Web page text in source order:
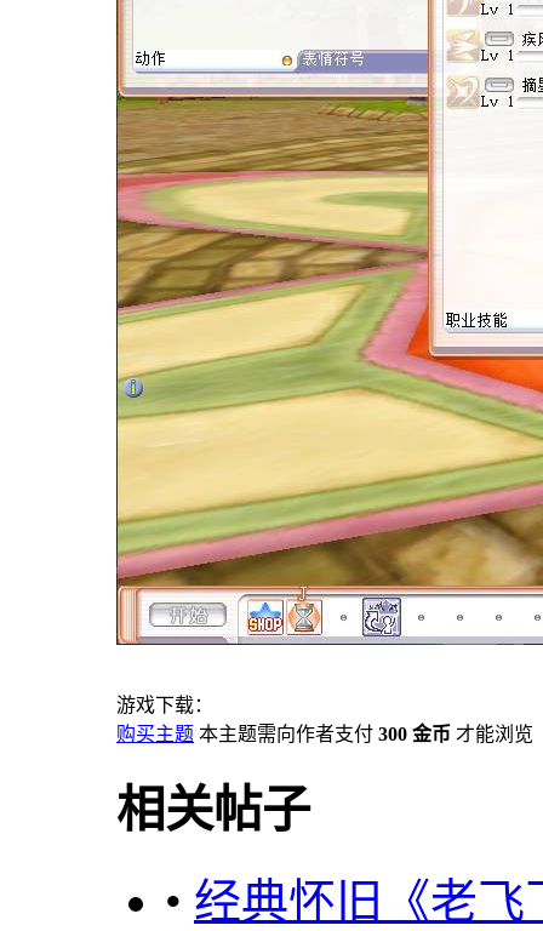
游戏下载：
购买主题 本主题需向作者支付 300 金币 才能浏览
相关帖子
• 经典怀旧《老